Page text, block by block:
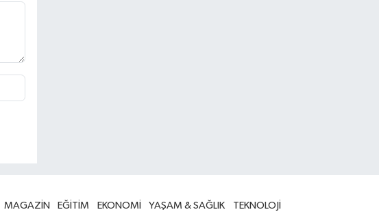
MAGAZİN EĞİTİM EKONOMİ YAŞAM & SAĞLIK
TEKNOLOJİ